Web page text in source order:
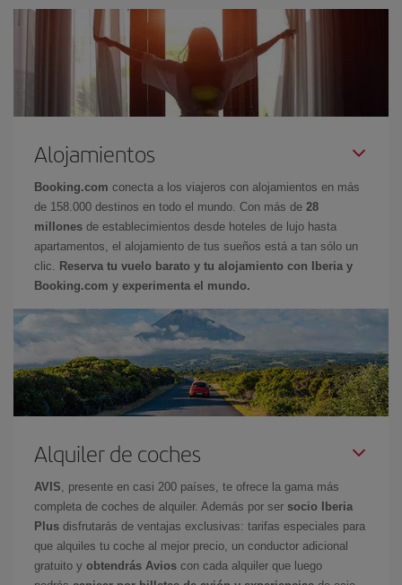
Alojamientos
Booking.com conecta a los viajeros con alojamientos en más
de 158.000 destinos en todo el mundo. Con más de 28
millones de establecimientos desde hoteles de lujo hasta
apartamentos, el alojamiento de tus sueños está a tan sólo un
clic.
Reserva tu vuelo barato y tu alojamiento con Iberia y
Booking.com y experimenta el mundo.
Alquiler de coches
AVIS , presente en casi 200 países, te ofrece la gama más
completa de coches de alquiler. Además por ser socio Iberia
Plus disfrutarás de ventajas exclusivas: tarifas especiales para
que alquiles tu coche al mejor precio, un conductor adicional
gratuito y obtendrás Avios con cada alquiler que luego